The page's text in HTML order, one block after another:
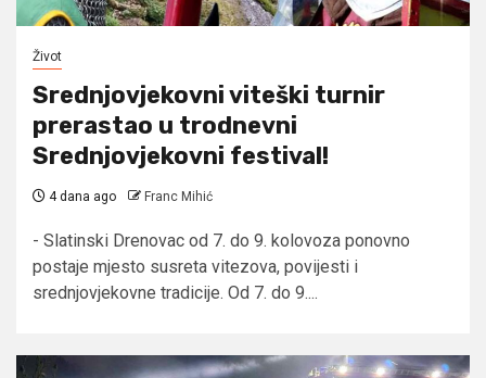
Život
Srednjovjekovni viteški turnir
prerastao u trodnevni
Srednjovjekovni festival!
4 dana ago Franc Mihić
- Slatinski Drenovac od 7. do 9. kolovoza ponovno
postaje mjesto susreta vitezova, povijesti i
srednjovjekovne tradicije. Od 7. do 9....